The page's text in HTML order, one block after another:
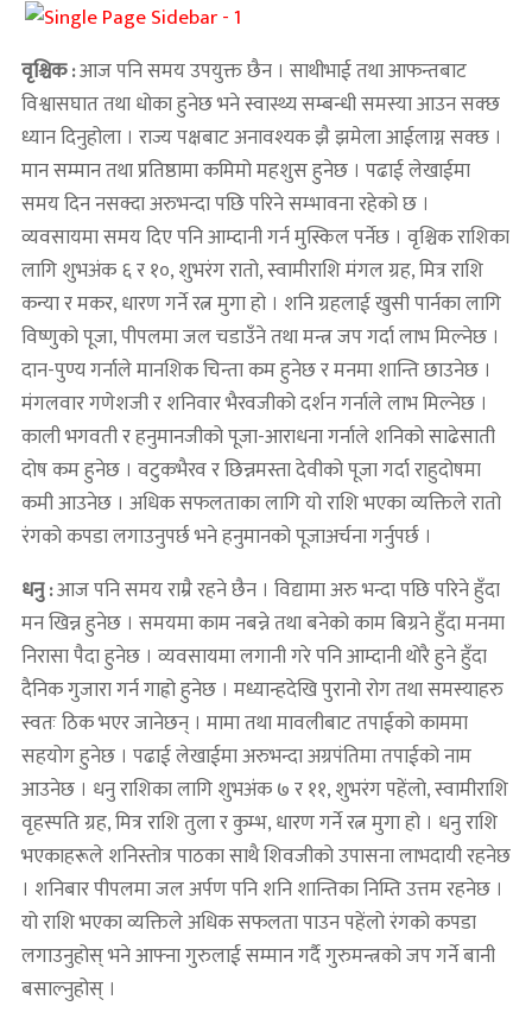
वृश्चिक :आज पनि समय उपयुक्त छैन । साथीभाई तथा आफन्तबाट
विश्वासघात तथा धोका हुनेछ भने स्वास्थ्य सम्बन्धी समस्या आउन सक्छ
ध्यान दिनुहोला । राज्य पक्षबाट अनावश्यक झै झमेला आईलाग्न सक्छ ।
मान सम्मान तथा प्रतिष्ठामा कमिमो महशुस हुनेछ । पढाई लेखाईमा
समय दिन नसक्दा अरुभन्दा पछि परिने सम्भावना रहेको छ ।
व्यवसायमा समय दिए पनि आम्दानी गर्न मुस्किल पर्नेछ । वृश्चिक राशिका
लागि शुभअंक ६ र १०, शुभरंग रातो, स्वामीराशि मंगल ग्रह, मित्र राशि
कन्या र मकर, धारण गर्ने रत्न मुगा हो । शनि ग्रहलाई खुसी पार्नका लागि
विष्णुको पूजा, पीपलमा जल चडाउँने तथा मन्त्र जप गर्दा लाभ मिल्नेछ ।
दान-पुण्य गर्नाले मानशिक चिन्ता कम हुनेछ र मनमा शान्ति छाउनेछ ।
मंगलवार गणेशजी र शनिवार भैरवजीको दर्शन गर्नाले लाभ मिल्नेछ ।
काली भगवती र हनुमानजीको पूजा-आराधना गर्नाले शनिको साढेसाती
दोष कम हुनेछ । वटुकभैरव र छिन्नमस्ता देवीको पूजा गर्दा राहुदोषमा
कमी आउनेछ । अधिक सफलताका लागि यो राशि भएका व्यक्तिले रातो
रंगको कपडा लगाउनुपर्छ भने हनुमानको पूजाअर्चना गर्नुपर्छ ।
धनु :आज पनि समय राम्रै रहने छैन । विद्यामा अरु भन्दा पछि परिने हुँदा
मन खिन्न हुनेछ । समयमा काम नबन्ने तथा बनेको काम बिग्रने हुँदा मनमा
निरासा पैदा हुनेछ । व्यवसायमा लगानी गरे पनि आम्दानी थोरै हुने हुँदा
दैनिक गुजारा गर्न गाह्रो हुनेछ । मध्यान्हदेखि पुरानो रोग तथा समस्याहरु
स्वतः ठिक भएर जानेछन् । मामा तथा मावलीबाट तपाईको काममा
सहयोग हुनेछ । पढाई लेखाईमा अरुभन्दा अग्रपंतिमा तपाईको नाम
आउनेछ । धनु राशिका लागि शुभअंक ७ र ११, शुभरंग पहेंलो, स्वामीराशि
वृहस्पति ग्रह, मित्र राशि तुला र कुम्भ, धारण गर्ने रत्न मुगा हो । धनु राशि
भएकाहरूले शनिस्तोत्र पाठका साथै शिवजीको उपासना लाभदायी रहनेछ
। शनिबार पीपलमा जल अर्पण पनि शनि शान्तिका निम्ति उत्तम रहनेछ ।
यो राशि भएका व्यक्तिले अधिक सफलता पाउन पहेंलो रंगको कपडा
लगाउनुहोस् भने आफ्ना गुरुलाई सम्मान गर्दै गुरुमन्त्रको जप गर्ने बानी
बसाल्नुहोस् ।